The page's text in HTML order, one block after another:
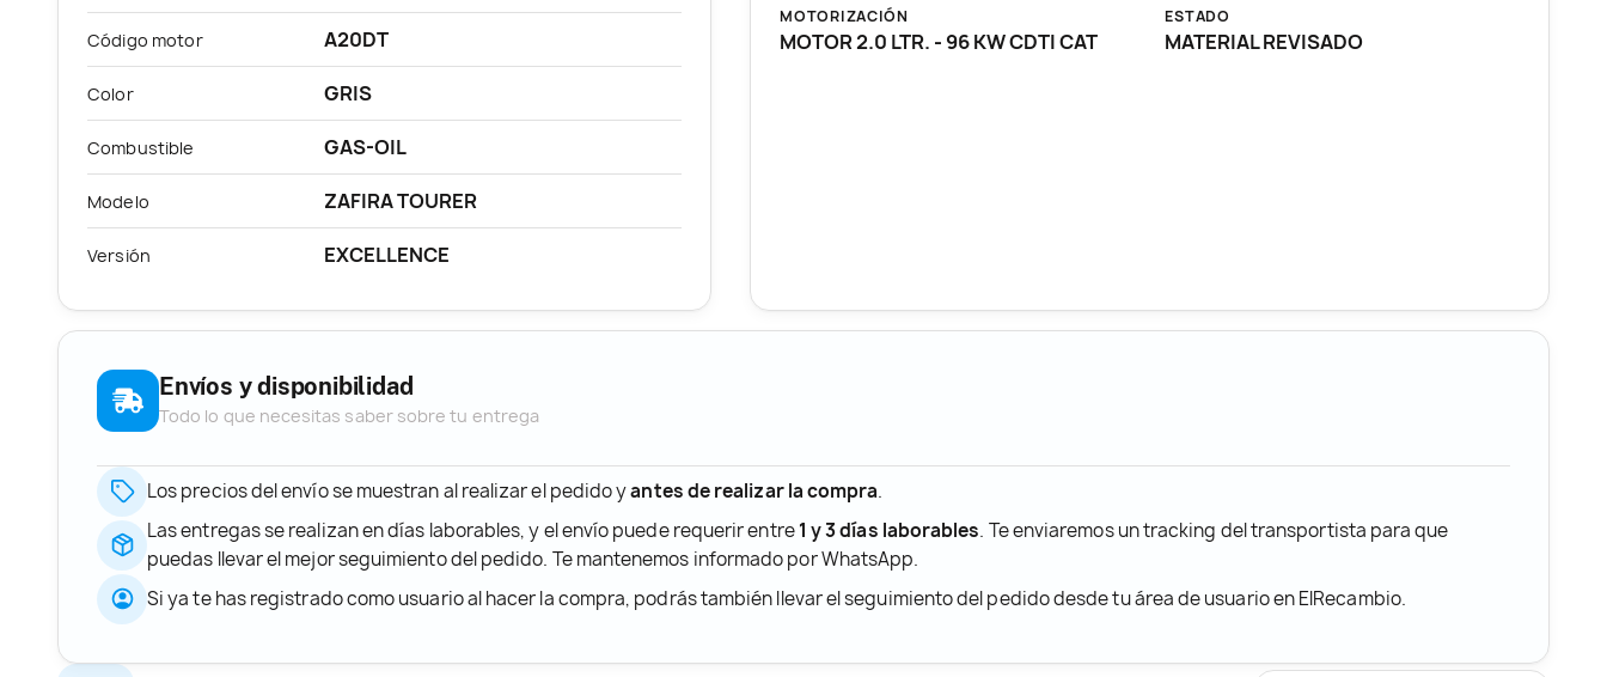
Código motor A20DT
Color GRIS
Combustible GAS-OIL
Modelo ZAFIRA TOURER
Versión EXCELLENCE
MOTORIZACIÓN
MOTOR 2.0 LTR. - 96 KW CDTI CAT
ESTADO
MATERIAL REVISADO
Envíos y disponibilidad
Todo lo que necesitas saber sobre tu entrega
Los precios del envío se muestran al realizar el pedido yantes de realizar la compra.
Las entregas se realizan en días laborables, y el envío puede requerir entre1 y 3 días laborables. Te enviaremos un tracking del transportista para que
puedas llevar el mejor seguimiento del pedido. Te mantenemos informado por WhatsApp.
Si ya te has registrado como usuario al hacer la compra, podrás también llevar el seguimiento del pedido desde tu área de usuario en ElRecambio.